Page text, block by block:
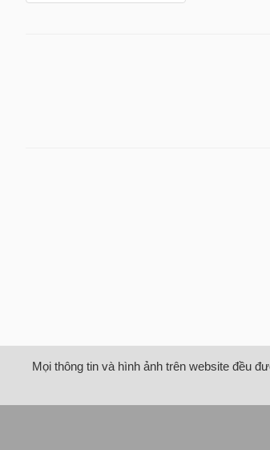
Mọi thông tin và hình ảnh trên website đều